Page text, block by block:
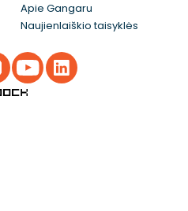
Apie Gangaru
Naujienlaiškio taisyklės